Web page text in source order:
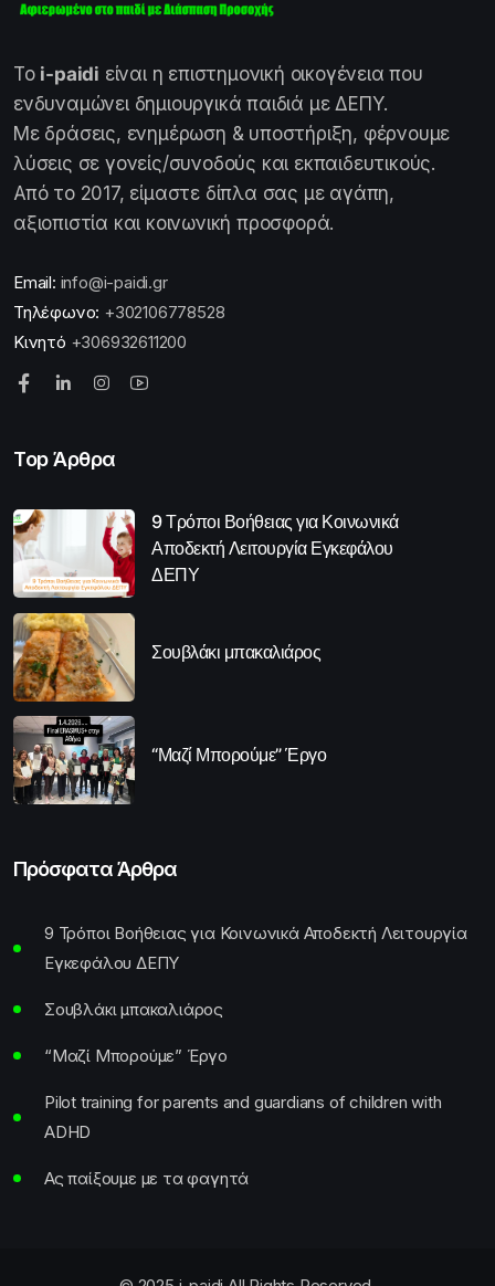
Το i-paidi είναι η επιστημονική οικογένεια που
ενδυναμώνει δημιουργικά παιδιά με ΔΕΠΥ.
Με δράσεις, ενημέρωση & υποστήριξη, φέρνουμε
λύσεις σε γονείς/συνοδούς και εκπαιδευτικούς.
Από το 2017, είμαστε δίπλα σας με αγάπη,
αξιοπιστία και κοινωνική προσφορά.
Email: info@i-paidi.gr
Τηλέφωνο: +302106778528
Κινητό +306932611200
Top Άρθρα
9 Τρόποι Βοήθειας για Κοινωνικά
Αποδεκτή Λειτουργία Εγκεφάλου
ΔΕΠΥ
Σουβλάκι μπακαλιάρος
“Μαζί Μπορούμε” Έργο
Πρόσφατα Άρθρα
9 Τρόποι Βοήθειας για Κοινωνικά Αποδεκτή Λειτουργία
Εγκεφάλου ΔΕΠΥ
Σουβλάκι μπακαλιάρος
“Μαζί Μπορούμε” Έργο
Pilot training for parents and guardians of children with
ADHD
Ας παίξουμε με τα φαγητά